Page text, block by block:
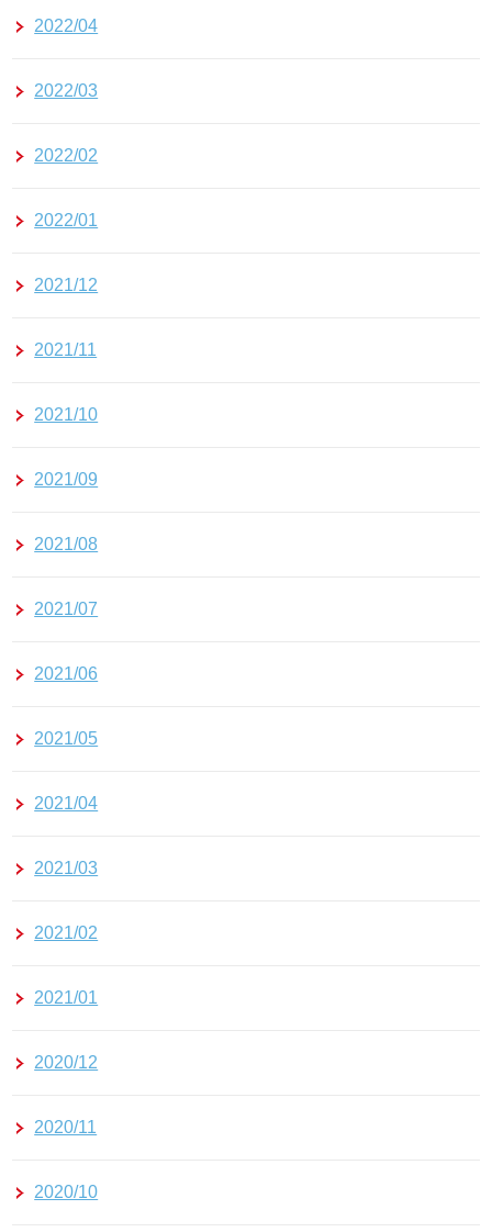
2022/04
2022/03
2022/02
2022/01
2021/12
2021/11
2021/10
2021/09
2021/08
2021/07
2021/06
2021/05
2021/04
2021/03
2021/02
2021/01
2020/12
2020/11
2020/10